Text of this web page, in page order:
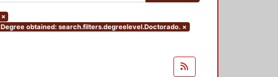
×
Degree obtained: search.filters.degreelevel.Doctorado. ×